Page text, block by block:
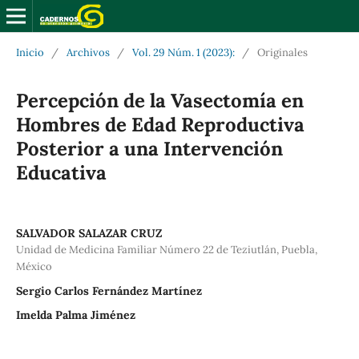
Inicio / Archivos / Vol. 29 Núm. 1 (2023): / Originales
Percepción de la Vasectomía en
Hombres de Edad Reproductiva
Posterior a una Intervención
Educativa
SALVADOR SALAZAR CRUZ
Unidad de Medicina Familiar Número 22 de Teziutlán, Puebla,
México
Sergio Carlos Fernández Martínez
Imelda Palma Jiménez